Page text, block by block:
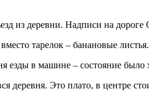
из деревни. Надписи на
тарелок – банановые листья.
езды в машине – состояние
деревня. Это плато, в центре